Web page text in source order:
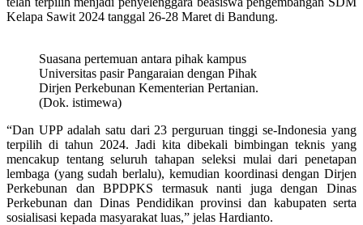
Kelapa Sawit 2024 tanggal 26-28 Maret di Bandung.
Suasana pertemuan antara pihak kampus
Universitas pasir Pangaraian dengan Pihak
Dirjen Perkebunan Kementerian Pertanian.
(Dok. istimewa)
“Dan UPP adalah satu dari 23 perguruan tinggi se-Indonesia yang
terpilih di tahun 2024. Jadi kita dibekali bimbingan teknis yang
mencakup tentang seluruh tahapan seleksi mulai dari penetapan
lembaga (yang sudah berlalu), kemudian koordinasi dengan Dirjen
Perkebunan dan BPDPKS termasuk nanti juga dengan Dinas
Perkebunan dan Dinas Pendidikan provinsi dan kabupaten serta
sosialisasi kepada masyarakat luas,” jelas Hardianto.